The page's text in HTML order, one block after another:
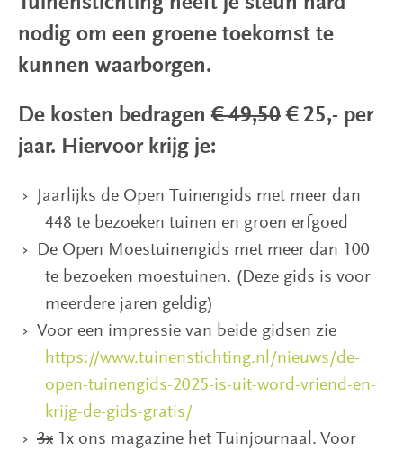
Steun
ons
nodig om een groene toekomst te
kunnen waarborgen.
De kosten bedragen€ 49,50€ 25,- per
jaar. Hiervoor krijg je:
Jaarlijks de Open Tuinengids met meer dan
448 te bezoeken tuinen en groen erfgoed
De Open Moestuinengids met meer dan 100
te bezoeken moestuinen. (Deze gids is voor
meerdere jaren geldig)
Voor een impressie van beide gidsen zie
https://www.tuinenstichting.nl/nieuws/de-
open-tuinengids-2025-is-uit-word-vriend-en-
krijg-de-gids-gratis/
3x 1x ons magazine het Tuinjournaal. Voor